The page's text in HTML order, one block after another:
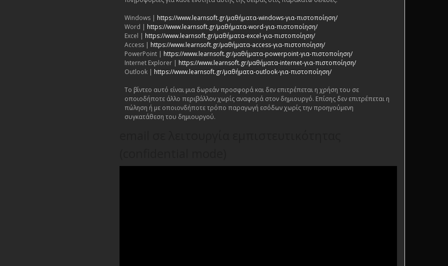
Windows | https://www.learnsoft.gr/μαθήματα-windows-για-πιστοποίηση/
Word | https://www.learnsoft.gr/μαθήματα-word-για-πιστοποίηση/
Excel | https://www.learnsoft.gr/μαθήματα-excel-για-πιστοποίηση/
Access | https://www.learnsoft.gr/μαθήματα-access-για-πιστοποίηση/
PowerPoint | https://www.learnsoft.gr/μαθήματα-powerpoint-για-πιστοποίηση/
Internet Explorer | https://www.learnsoft.gr/μαθήματα-internet-για-πιστοποίηση/
Outlook | https://www.learnsoft.gr/μαθήματα-outlook-για-πιστοποίηση/
Το βίντεο αυτό είναι μια δωρεάν προσφορά και δεν επιτρέπεται η χρήση του σε
οποιοδήποτε άλλο περιβάλλον χωρίς αναφορά στον δημιουργό. Επίσης δεν επιτρέπεται η
πώληση ή με οποιονδήποτε τρόπο παραγωγή εσόδων χωρίς την προηγούμενη
συγκατάθεση του δημιουργού.